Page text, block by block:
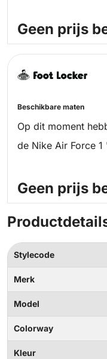
Geen prijs
Beschikbare maten
Op dit moment
de Nike Air Force
Geen prijs
Stylecode
Merk
Model
Colorway
Kleur